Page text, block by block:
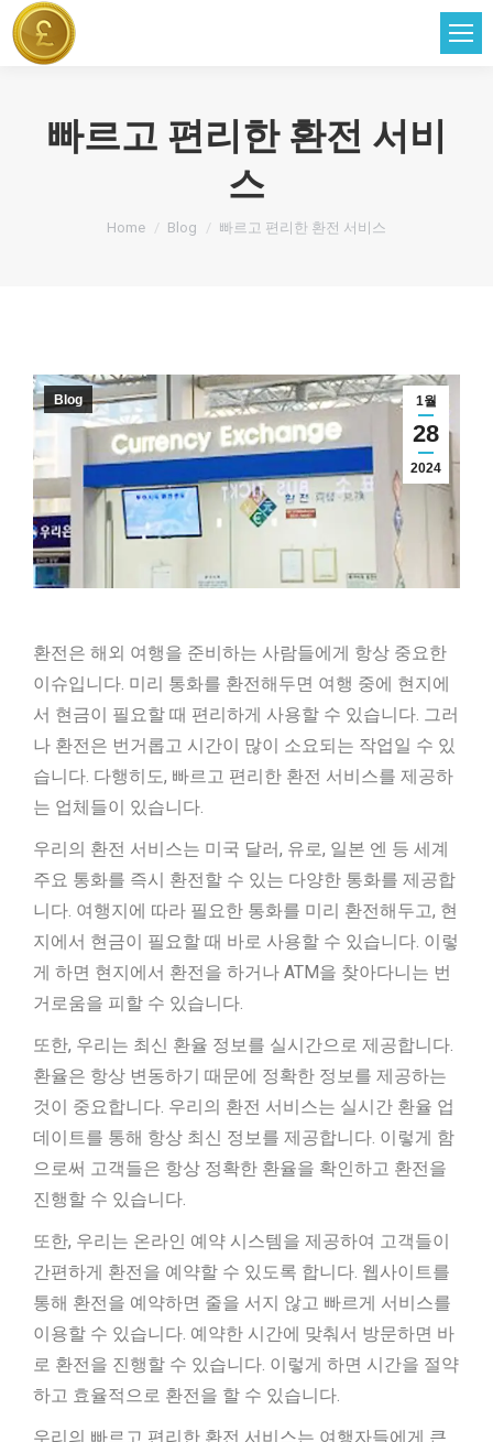
빠르고 편리한 환전 서비
스
You are here:
Home Blog 빠르고 편리한 환전 서비스
1월
28
2024
Blog
환전은 해외 여행을 준비하는 사람들에게 항상 중요한
이슈입니다. 미리 통화를 환전해두면 여행 중에 현지에
서 현금이 필요할 때 편리하게 사용할 수 있습니다. 그러
나 환전은 번거롭고 시간이 많이 소요되는 작업일 수 있
습니다. 다행히도, 빠르고 편리한 환전 서비스를 제공하
는 업체들이 있습니다.
우리의 환전 서비스는 미국 달러, 유로, 일본 엔 등 세계
주요 통화를 즉시 환전할 수 있는 다양한 통화를 제공합
니다. 여행지에 따라 필요한 통화를 미리 환전해두고, 현
지에서 현금이 필요할 때 바로 사용할 수 있습니다. 이렇
게 하면 현지에서 환전을 하거나 ATM을 찾아다니는 번
거로움을 피할 수 있습니다.
또한, 우리는 최신 환율 정보를 실시간으로 제공합니다.
환율은 항상 변동하기 때문에 정확한 정보를 제공하는
것이 중요합니다. 우리의 환전 서비스는 실시간 환율 업
데이트를 통해 항상 최신 정보를 제공합니다. 이렇게 함
으로써 고객들은 항상 정확한 환율을 확인하고 환전을
진행할 수 있습니다.
또한, 우리는 온라인 예약 시스템을 제공하여 고객들이
간편하게 환전을 예약할 수 있도록 합니다. 웹사이트를
통해 환전을 예약하면 줄을 서지 않고 빠르게 서비스를
이용할 수 있습니다. 예약한 시간에 맞춰서 방문하면 바
로 환전을 진행할 수 있습니다. 이렇게 하면 시간을 절약
하고 효율적으로 환전을 할 수 있습니다.
우리의 빠르고 편리한 환전 서비스는 여행자들에게 큰